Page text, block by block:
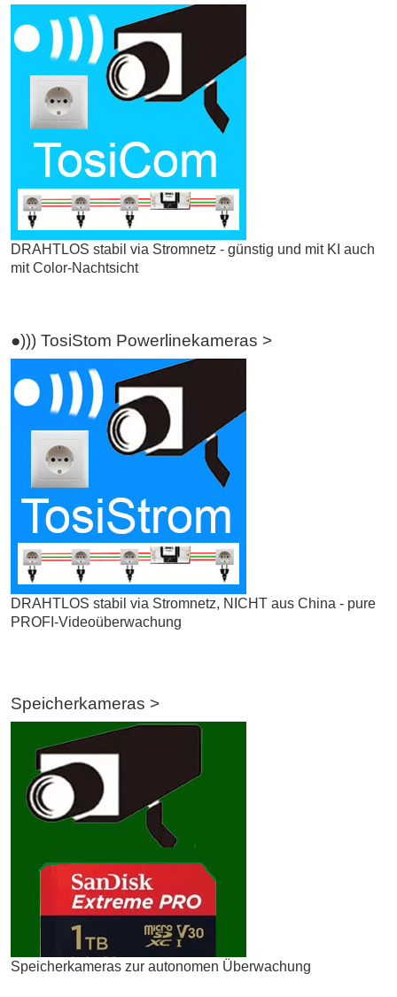
DRAHTLOS stabil via Stromnetz - günstig und mit KI auch
mit Color-Nachtsicht
●))) TosiStom Powerlinekameras >
DRAHTLOS stabil via Stromnetz, NICHT aus China - pure
PROFI-Videoüberwachung
Speicherkameras >
Speicherkameras zur autonomen Überwachung